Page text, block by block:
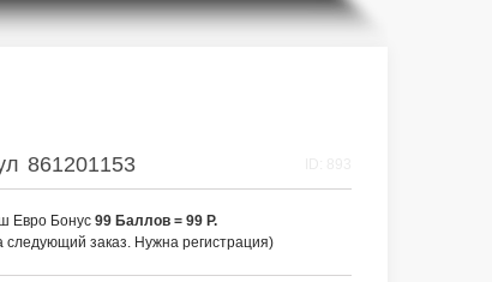
861201153
Евро Бонус 99Баллов = 99 Р.
следующий заказ. Нужна регистрация)